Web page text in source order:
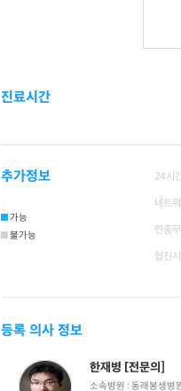
진료시간
추가정보
가능
불가능
24시
네트
연중
협진
등록 의사 정보
한재병 [전문의]
소속병원 : 동래봉생병